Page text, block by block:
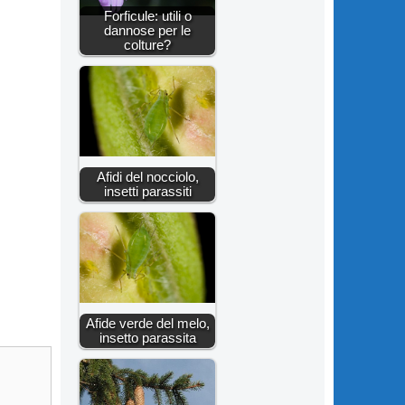
Forficule: utili o
dannose per le
colture?
Afidi del nocciolo,
insetti parassiti
Afide verde del melo,
insetto parassita